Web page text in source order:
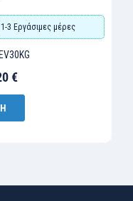
3 Εργάσιμες μέρες
€